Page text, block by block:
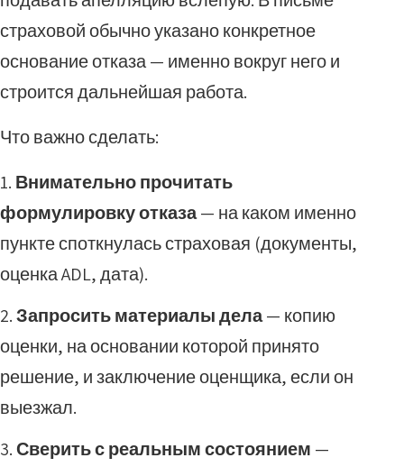
страховой обычно указано конкретное
основание отказа — именно вокруг него и
строится дальнейшая работа.
Что важно сделать:
Внимательно прочитать
формулировку отказа— на каком именно
пункте споткнулась страховая (документы,
оценка ADL, дата).
Запросить материалы дела— копию
оценки, на основании которой принято
решение, и заключение оценщика, если он
выезжал.
Сверить с реальным состоянием —